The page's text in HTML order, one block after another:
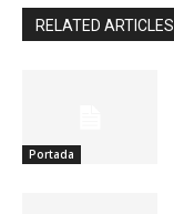
RELATED ARTICLES
Portada